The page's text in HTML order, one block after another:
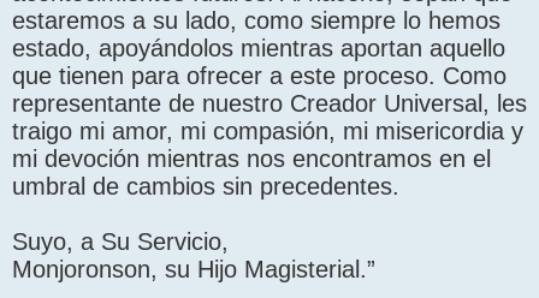
estaremos a su lado, como siempre lo hemos
estado, apoyándolos mientras aportan aquello
que tienen para ofrecer a este proceso. Como
representante de nuestro Creador Universal, les
traigo mi amor, mi compasión, mi misericordia y
mi devoción mientras nos encontramos en el
umbral de cambios sin precedentes.
Suyo, a Su Servicio,
Monjoronson, su Hijo Magisterial.”